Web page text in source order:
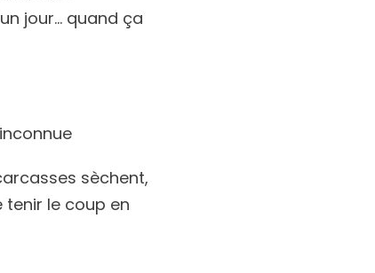
jour… quand ça
sèchent,
tenir le coup en